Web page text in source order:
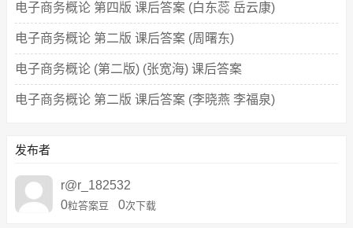
电子商务概论 第四版 课后答案 (白东蕊 岳云康)
电子商务概论 第二版 课后答案 (周曙东)
电子商务概论 (第二版) (张宽海) 课后答案
电子商务概论 第二版 课后答案 (李晓燕 李福泉)
发布者
r@r_182532
0粒答案豆 0次下载